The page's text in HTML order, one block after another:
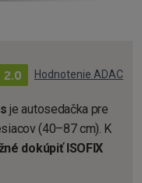
2.0 Hodnotenie ADAC
je autosedačka pre
(40–87 cm). K
dokúpiť ISOFIX